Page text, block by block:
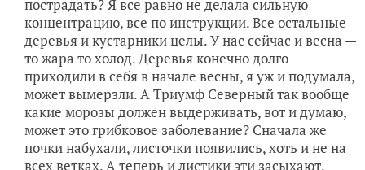
пострадать? Я все равно не делала сильную
концентрацию, все по инструкции. Все остальные
деревья и кустарники целы. У нас сейчас и весна —
то жара то холод. Деревья конечно долго
приходили в себя в начале весны, я уж и подумала,
может вымерзли. А Триумф Северный так вообще
какие морозы должен выдерживать, вот и думаю,
может это грибковое заболевание? Сначала же
почки набухали, листочки появились, хоть и не на
всех ветках. А теперь и листики эти засыхают.